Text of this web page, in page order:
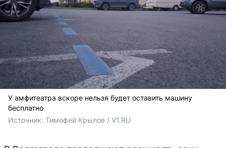
У амфитеатра вскоре нельзя будет оставить машину
бесплатно
Источник: Тимофей Крылов / V1.RU